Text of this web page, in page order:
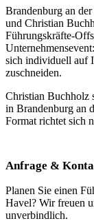
Brandenburg an
und Christian
Führungskräfte-
sich individuell auf
zuschneiden.
Christian Buchholz
in Brandenburg an
Format richtet sich
Anfrage &
Planen Sie einen
Havel? Wir freuen
unverbindlich.